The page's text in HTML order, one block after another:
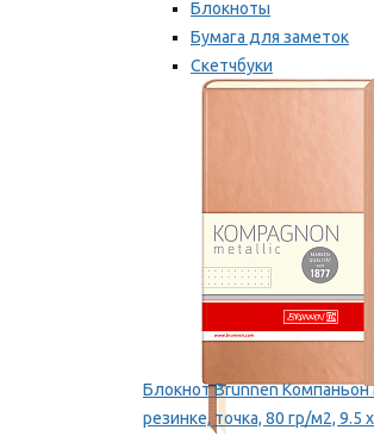
Блокноты
Бумага для заметок
Скетчбуки
Тетради
Блокнот Brunnen Компаньон
резинке, точка, 80 гр/м2, 9.5